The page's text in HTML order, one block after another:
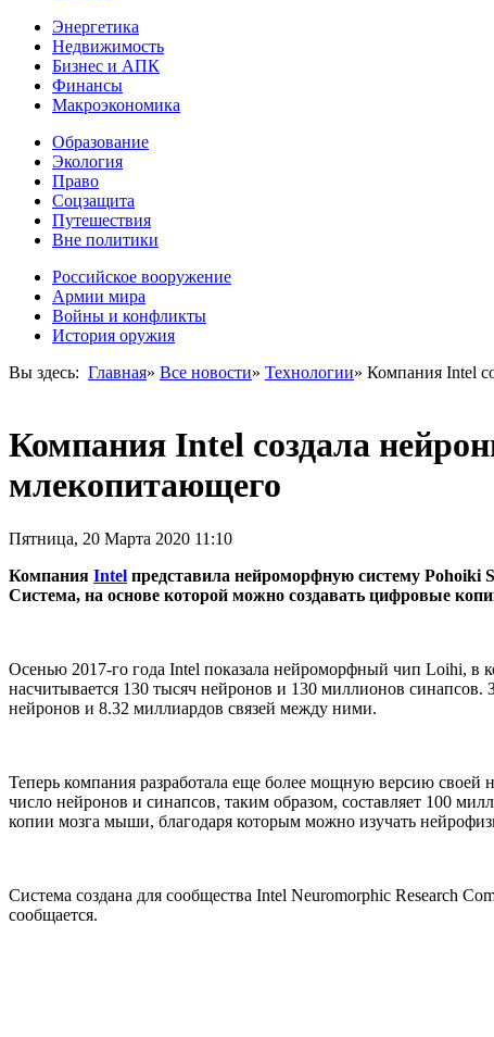
Энергетика
Недвижимость
Бизнес и АПК
Финансы
Макроэкономика
Образование
Экология
Право
Соцзащита
Путешествия
Вне политики
Российское вооружение
Армии мира
Войны и конфликты
История оружия
Вы здесь: Главная» Все новости» Технологии» Компания Intel
Компания Intel создала
млекопитающего
Пятница, 20 Марта 2020 11:10
Компания Intel представила нейроморфную систему Pohoiki
Система, на основе которой можно создавать цифровые
Осенью 2017-го года Intel показала нейроморфный чип Loihi, в
насчитывается 130 тысяч нейронов и 130 миллионов
нейронов и 8.32 миллиардов связей между ними.
Теперь компания разработала еще более мощную версию
число нейронов и синапсов, таким образом, составляет 100
копии мозга мыши, благодаря которым можно изучать
Система создана для сообщества Intel Neuromorphic Research
сообщается.